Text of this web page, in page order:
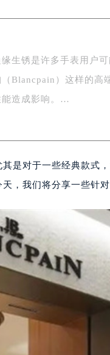
生锈是许多手表用户
Blancpain）这样的高
能造成影响。…
是对于一些经典款式
，我们将分享一些针